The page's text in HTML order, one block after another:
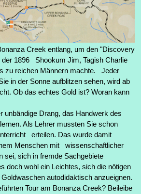
Creek entlang, um den "Discovery
der 1896 Shookum Jim, Tagish Charlie
zu reichen Männern machte. Jeder
in der Sonne aufblitzen sehen, wird ab
Ob das echtes Gold ist? Woran kann
unbändige Drang, das Handwerk des
Als Lehrer mussten Sie schon
erteilen. Das wurde damit
Menschen mit wissenschaftlicher
sei, sich in fremde Sachgebiete
doch wohl ein Leichtes, sich die nötigen
autodidaktisch anzueignen.
Tour am Bonanza Creek? Beileibe